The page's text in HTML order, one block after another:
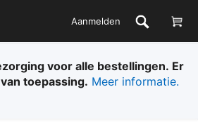
Aanmelden
voor alle bestellingen. Er
toepassing. Meer informatie.